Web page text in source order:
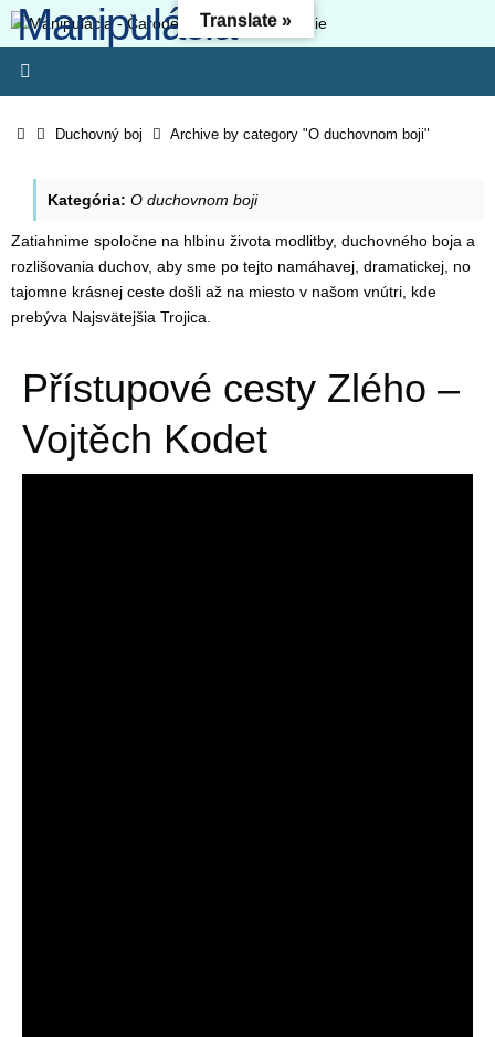
Skip
content
Manipulácia -
Čarodejníctvo -
Oslobodenie
Zákon svojho Boha si zabudol, aj ja zabudnem na tvojich synov.
4:6) Lebo odbojnosť je (ako) hriech čarodejníctva, svojvoľnosť je
(ako) hriech modlárstva. Pretože si pohrdol Pánovým slovom,
zavrhne ťa, nebudeš kráľom!“ (1 Sam 15-23)
HomeDuchovný boj Archive by category "O duchovnom boji"
Kategória: O duchovnom boji
Zatiahnime spoločne na hlbinu života modlitby, duchovného boja a
rozlišovania duchov, aby sme po tejto namáhavej, dramatickej, no
tajomne krásnej ceste došli až na miesto v našom vnútri, kde
prebýva Najsvätejšia Trojica.
Přístupové cesty Zlého –
Vojtěch Kodet
Translate »